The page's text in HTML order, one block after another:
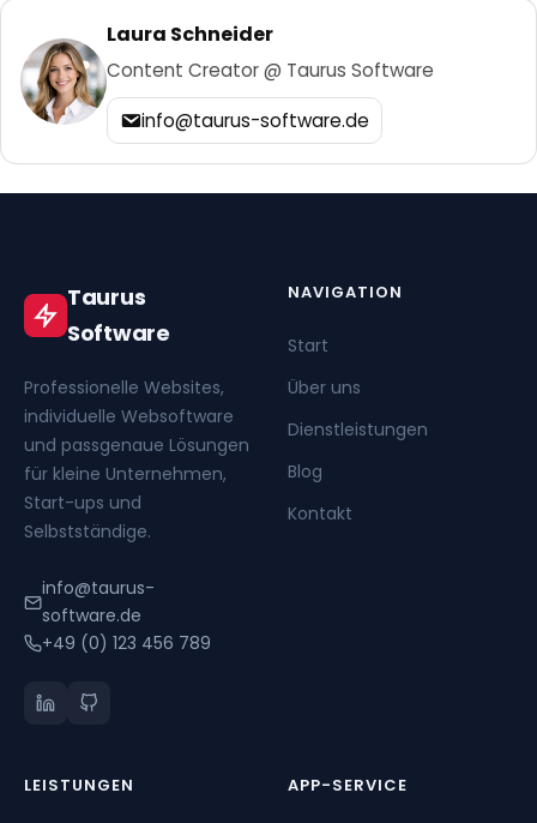
Laura Schneider
Content Creator @ Taurus Software
info@taurus-software.de
Taurus
Software
Professionelle Websites,
individuelle Websoftware
und passgenaue Lösungen
für kleine Unternehmen,
Start-ups und
Selbstständige.
info@taurus-
software.de
+49 (0) 123 456 789
NAVIGATION
Start
Über uns
Dienstleistungen
Blog
Kontakt
LEISTUNGEN APP-SERVICE